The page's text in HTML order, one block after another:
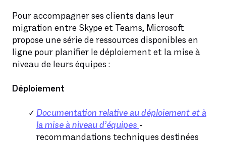
Pour accompagner ses clients dans leur
migration entre Skype et Teams, Microsoft
propose une série de ressources disponibles en
ligne pour planifier le déploiement et la mise à
niveau de leurs équipes :
Déploiement
Documentation relative au déploiement et à
la mise à niveau d’équipes -
recommandations techniques destinées